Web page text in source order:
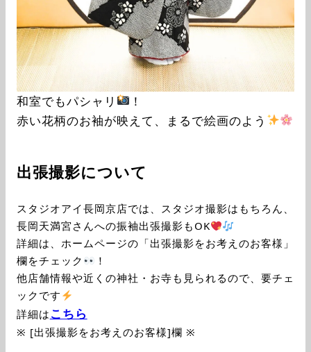
和室でもパシャリ
！
赤い花柄のお袖が映えて、まるで絵画のよう
出張撮影について
スタジオアイ長岡京店では、スタジオ撮影はもちろん、
長岡天満宮さんへの振袖出張撮影もOK
詳細は、ホームページの「出張撮影をお考えのお客様」
欄をチェック
！
他店舗情報や近くの神社・お寺も見られるので、要チェ
ックです
詳細は こちら
※ [出張撮影をお考えのお客様]欄 ※